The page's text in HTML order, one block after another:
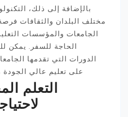
بالإضافة إلى ذلك،
مختلف البلدان والثقافات
الجامعات والمؤسسات
الحاجة للسفر. يمكن
الدورات التي تقدمها
على تعليم عالي الجودة
التعلم